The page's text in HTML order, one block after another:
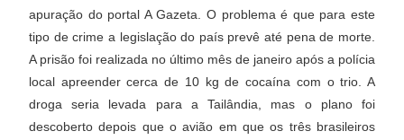
apuração do portal A Gazeta. O problema é que para este
tipo de crime a legislação do país prevê até pena de morte.
A prisão foi realizada no último mês de janeiro após a polícia
local apreender cerca de 10 kg de cocaína com o trio. A
droga seria levada para a Tailândia, mas o plano foi
descoberto depois que o avião em que os três brasileiros